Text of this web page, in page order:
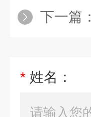
下一篇：
* 姓名：